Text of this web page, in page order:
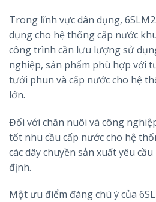
Trong lĩnh vực dân dụng,
dụng cho hệ thống cấp nước
công trình cần lưu lượng sử
nghiệp, sản phẩm phù hợp với
tưới phun và cấp nước cho hệ
lớn.
Đối với chăn nuôi và công
tốt nhu cầu cấp nước cho hệ
các dây chuyền sản xuất yêu
định.
Một ưu điểm đáng chú ý của